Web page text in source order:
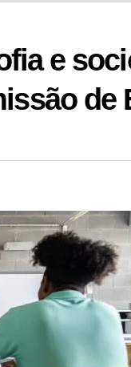
e
de